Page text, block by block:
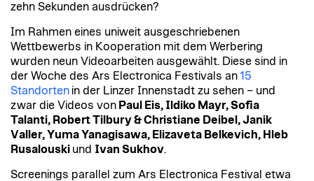
zehn Sekunden ausdrücken?
Im Rahmen eines uniweit ausgeschriebenen
Wettbewerbs in Kooperation mit dem Werbering
wurden neun Videoarbeiten ausgewählt. Diese sind in
der Woche des Ars Electronica Festivals an15
Standorten in der Linzer Innenstadt zu sehen – und
zwar die Videos von Paul Eis, Ildiko Mayr, Sofia
Talanti, Robert Tilbury & Christiane Deibel, Janik
Valler, Yuma Yanagisawa, Elizaveta Belkevich, Hleb
Rusalouski und Ivan Sukhov.
Screenings parallel zum Ars Electronica Festival etwa